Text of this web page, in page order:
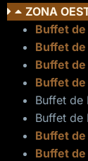
ZONA
Buffet de
Buffet de
Buffet de
Buffet
Buffet de
Buffet de
Buffet
Buffet de